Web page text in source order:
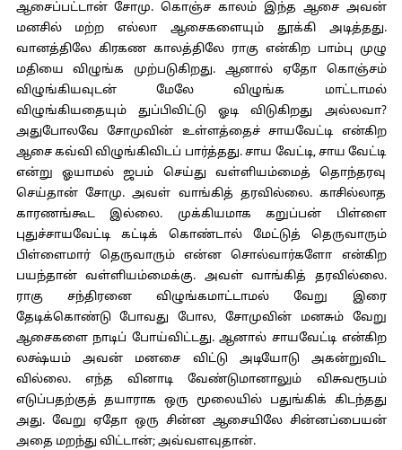
ஆசைப்பட்டான் சோமு. கொஞ்ச காலம் இந்த ஆசை அவன்
மனசில் மற்ற எல்லா ஆசைகளையும் தூக்கி அடித்தது.
வானத்திலே கிரகண காலத்திலே ராகு என்கிற பாம்பு முழு
மதியை விழுங்க முற்படுகிறது. ஆனால் ஏதோ கொஞ்சம்
விழுங்கியவுடன் மேலே விழுங்க மாட்டாமல்
விழுங்கியதையும் துப்பிவிட்டு ஓடி விடுகிறது அல்லவா?
அதுபோலவே சோமுவின் உள்ளத்தைச் சாயவேட்டி என்கிற
ஆசை கவ்வி விழுங்கிவிடப் பார்த்தது. சாய வேட்டி, சாய வேட்டி
என்று ஓயாமல் ஜபம் செய்து வள்ளியம்மைத் தொந்தரவு
செய்தான் சோமு. அவள் வாங்கித் தரவில்லை. காசில்லாத
காரணங்கூட இல்லை. முக்கியமாக கறுப்பன் பிள்ளை
புதுச்சாயவேட்டி கட்டிக் கொண்டால் மேட்டுத் தெருவாரும்
பிள்ளைமார் தெருவாரும் என்ன சொல்வார்களோ என்கிற
பயந்தான் வள்ளியம்மைக்கு. அவள் வாங்கித் தரவில்லை.
ராகு சந்திரனை விழுங்கமாட்டாமல் வேறு இரை
தேடிக்கொண்டு போவது போல, சோமுவின் மனசும் வேறு
ஆசைகளை நாடிப் போய்விட்டது. ஆனால் சாயவேட்டி என்கிற
லக்ஷ்யம் அவன் மனசை விட்டு அடியோடு அகன்றுவிட
வில்லை. எந்த வினாடி வேண்டுமானாலும் விசுவரூபம்
எடுப்பதற்குத் தயாராக ஒரு மூலையில் பதுங்கிக் கிடந்தது
அது. வேறு ஏதோ ஒரு சின்ன ஆசையிலே சின்னப்பையன்
அதை மறந்து விட்டான்; அவ்வளவுதான்.